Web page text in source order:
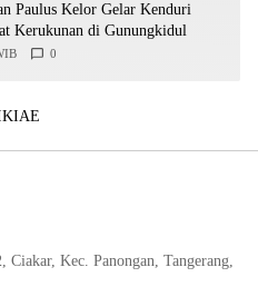
Paulus Kelor Gelar Kenduri
Kerukunan di Gunungkidul
0
Kec. Panongan, Tangerang,